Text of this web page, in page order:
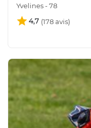
Yvelines - 78
4,7